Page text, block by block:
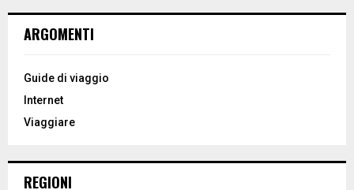
h
o
:
ARGOMENTI
Guide di viaggio
Internet
Viaggiare
REGIONI